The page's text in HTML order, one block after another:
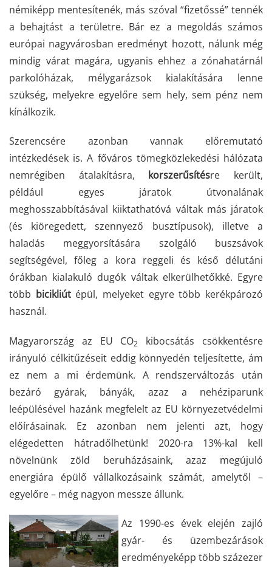
némiképp mentesítenék, más szóval “fizetőssé” tennék
a behajtást a területre. Bár ez a megoldás számos
európai nagyvárosban eredményt hozott, nálunk még
mindig várat magára, ugyanis ehhez a zónahatárnál
parkolóházak, mélygarázsok kialakítására lenne
szükség, melyekre egyelőre sem hely, sem pénz nem
kínálkozik.
Szerencsére azonban vannak előremutató
intézkedések is. A főváros tömegközlekedési hálózata
nemrégiben átalakításra, korszerűsítésre került,
például egyes járatok útvonalának
meghosszabbításával kiiktathatóvá váltak más járatok
(és kiöregedett, szennyező busztípusok), illetve a
haladás meggyorsítására szolgáló buszsávok
segítségével, főleg a kora reggeli és késő délutáni
órákban kialakuló dugók váltak elkerülhetőkké. Egyre
több bicikliútépül, melyeket egyre több kerékpározó
használ.
Magyarország az EU CO2
kibocsátás csökkentésre
irányuló célkitűzéseit eddig könnyedén teljesítette, ám
ez nem a mi érdemünk. A rendszerváltozás után
bezáró gyárak, bányák, azaz a nehéziparunk
leépülésével hazánk megfelelt az EU környezetvédelmi
előírásainak. Ez azonban nem jelenti azt, hogy
elégedetten hátradőlhetünk! 2020-ra 13%-kal kell
növelnünk zöld beruházásaink, azaz megújuló
energiára épülő vállalkozásaink számát, amelytől –
egyelőre – még nagyon messze állunk.
Az 1990-es évek elején zajló
gyár- és üzembezárások
eredményeképp több százezer